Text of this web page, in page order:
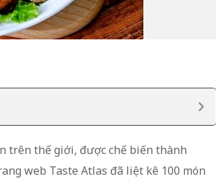
trên thế giới, được chế biến thành
web Taste Atlas đã liệt kê 100 món